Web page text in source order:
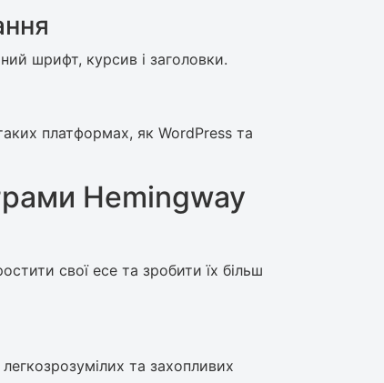
шрифт, курсив і заголовки.
платформах, як WordPress та
Hemingway
свої есе та зробити їх більш
та захопливих